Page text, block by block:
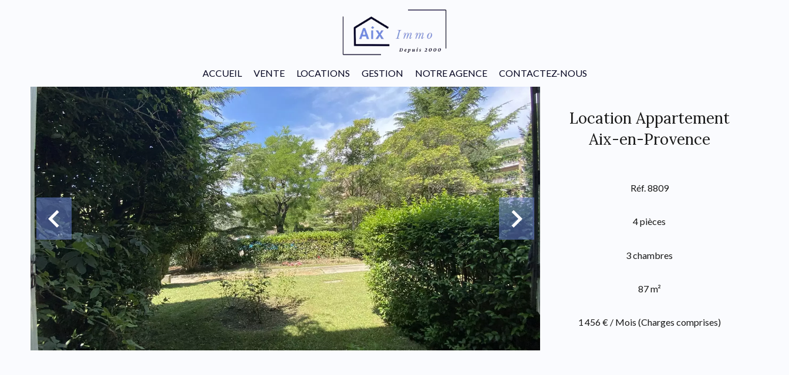
ACCUEIL VENTE LOCATIONS GESTION NOTRE AGENCE CONTACTEZ-NOUS
Location Appartement
Aix-en-Provence
Réf. 8809
4 pièces
3 chambres
87 m²
1 456 € / Mois (Charges comprises)